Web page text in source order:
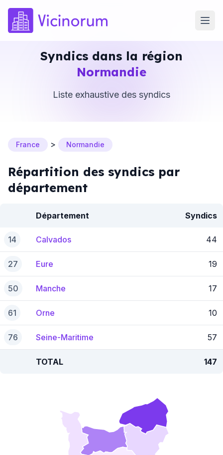
Syndics dans la région
Normandie
Liste exhaustive des syndics
France > Normandie
Répartition des syndics par
département
Département Syndics
14 Calvados 44
27 Eure 19
50 Manche 17
61 Orne 10
76 Seine-Maritime 57
TOTAL 147